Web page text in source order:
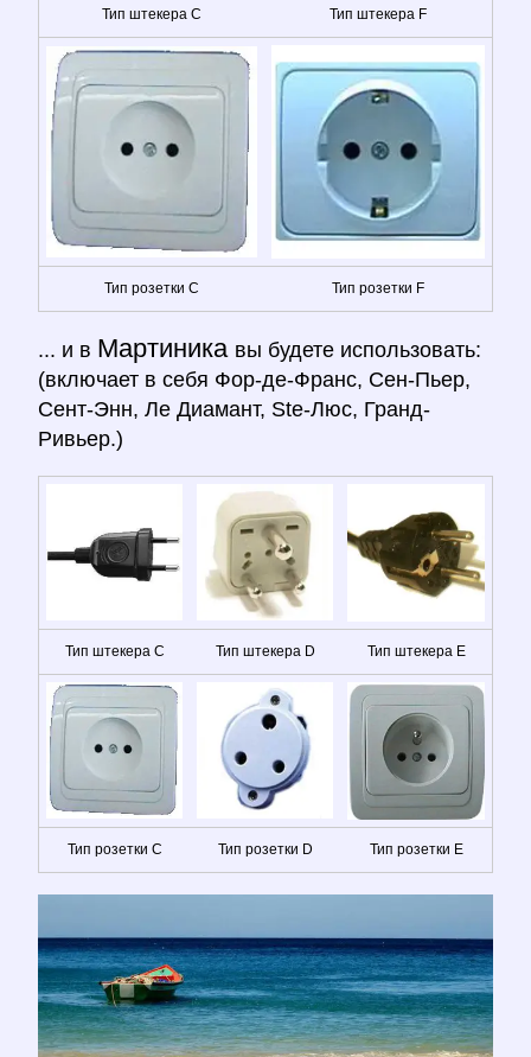
Тип штекера C Тип штекера F
Тип розетки C Тип розетки F
... и в Мартиника вы будете использовать:
(включает в себя Фор-де-Франс, Сен-Пьер,
Сент-Энн, Ле Диамант, Ste-Люс, Гранд-
Ривьер.)
Тип штекера C Тип штекера D Тип штекера E
Тип розетки C Тип розетки D Тип розетки E